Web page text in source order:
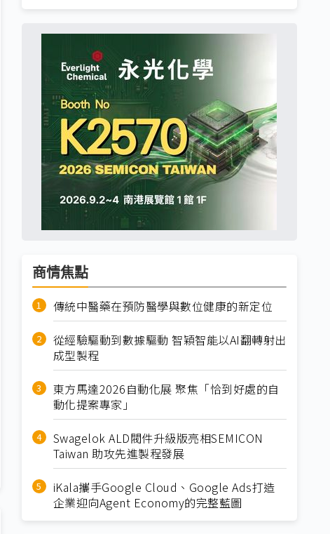
商情焦點
傳統中醫藥在預防醫學與數位健康的新定位
從經驗驅動到數據驅動 智穎智能以AI翻轉射出
成型製程
東方馬達2026自動化展 聚焦「恰到好處的自
動化提案專家」
Swagelok ALD閥件升級版亮相SEMICON
Taiwan 助攻先進製程發展
iKala攜手Google Cloud、Google Ads打造
企業迎向Agent Economy的完整藍圖